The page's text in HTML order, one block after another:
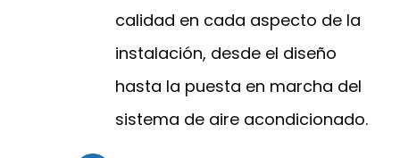
calidad en cada aspecto de la
instalación, desde el diseño
hasta la puesta en marcha del
sistema de aire acondicionado.